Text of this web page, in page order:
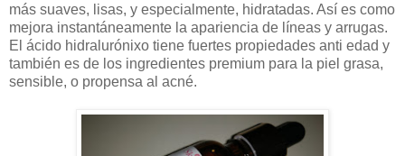
más suaves, lisas, y especialmente, hidratadas. Así es como
mejora instantáneamente la apariencia de líneas y arrugas.
El ácido hidralurónixo tiene fuertes propiedades anti edad y
también es de los ingredientes premium para la piel grasa,
sensible, o propensa al acné.